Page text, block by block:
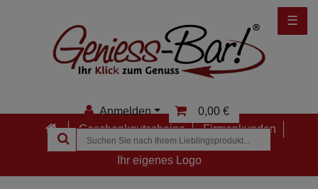
Anmelden
Anmelden
0,00 €
Geschenkgutscheine
Firmenkunden
Ihr eigenes Logo
☰